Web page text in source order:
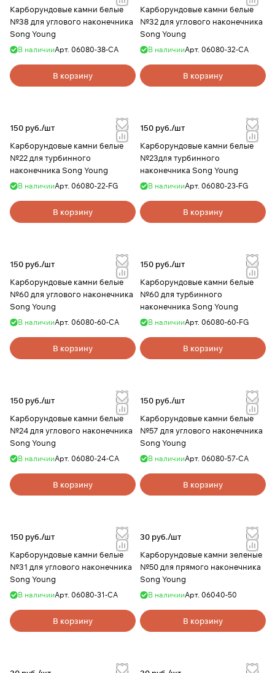
Карборундовые камни белые
№38 для углового наконечника
Song Young
В наличииАрт. 06080-38-CA
В корзину
Карборундовые камни белые
№32 для углового наконечника
Song Young
В наличииАрт. 06080-32-CA
В корзину
150 руб./шт
Карборундовые камни белые
№22 для турбинного
наконечника Song Young
В наличииАрт. 06080-22-FG
В корзину
150 руб./шт
Карборундовые камни белые
№23для турбинного
наконечника Song Young
В наличииАрт. 06080-23-FG
В корзину
150 руб./шт
Карборундовые камни белые
№60 для углового наконечника
Song Young
В наличииАрт. 06080-60-CA
В корзину
150 руб./шт
Карборундовые камни белые
№60 для турбинного
наконечника Song Young
В наличииАрт. 06080-60-FG
В корзину
150 руб./шт
Карборундовые камни белые
№24 для углового наконечника
Song Young
В наличииАрт. 06080-24-CA
В корзину
150 руб./шт
Карборундовые камни белые
№57 для углового наконечника
Song Young
В наличииАрт. 06080-57-CA
В корзину
150 руб./шт
Карборундовые камни белые
№31 для углового наконечника
Song Young
В наличииАрт. 06080-31-CA
В корзину
30 руб./шт
Карборундовые камни зеленые
№50 для прямого наконечника
Song Young
В наличииАрт. 06040-50
В корзину